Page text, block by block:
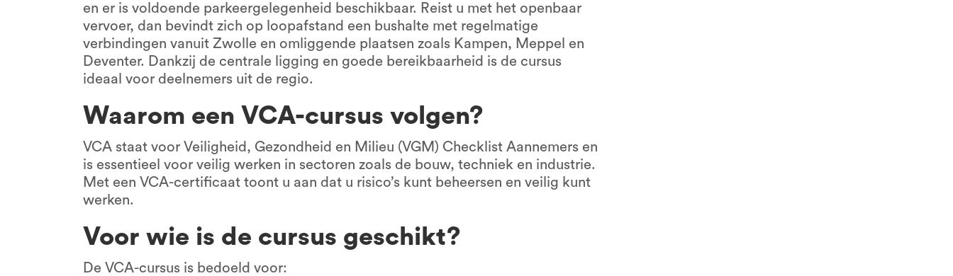
en er is voldoende parkeergelegenheid beschikbaar. Reist u met het openbaar
vervoer, dan bevindt zich op loopafstand een bushalte met regelmatige
verbindingen vanuit Zwolle en omliggende plaatsen zoals Kampen, Meppel en
Deventer. Dankzij de centrale ligging en goede bereikbaarheid is de cursus
ideaal voor deelnemers uit de regio.
Waarom een VCA-cursus volgen?
VCA staat voor Veiligheid, Gezondheid en Milieu (VGM) Checklist Aannemers en
is essentieel voor veilig werken in sectoren zoals de bouw, techniek en industrie.
Met een VCA-certificaat toont u aan dat u risico’s kunt beheersen en veilig kunt
werken.
Voor wie is de cursus geschikt?
De VCA-cursus is bedoeld voor: